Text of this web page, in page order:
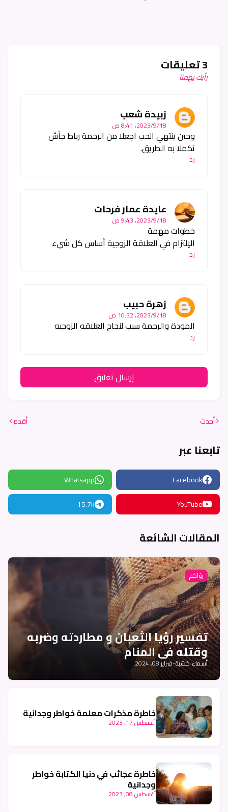
3 تعليقات
رأيك يهمنا
زبيدة شعب
18‏/9‏/2023، 8:41 ص
وحين ينتهي الحب اجعلا من الرحمة رباط جأش
تكملا به الطريق.
رد
عايدة عمار فرحات
18‏/9‏/2023، 9:43 ص
خطوات مهمة
الإلتزام في العلاقة الزوجية أساس كل شيء
رد
زهرة حبيب
18‏/9‏/2023، 10:32 ص
المودة والرحمة سبب لنجاح العلاقه الزوجيه
رد
إرسال تعليق
أحدث أقدم
تابعنا عبر
Facebook
Whatsapp
YouTube
15.7k
المقالات الشائعة
رؤاكم
تفسير رؤيا الثعبان و مطاردته وضربه
وقتله في المنام
أسماء خشبة-فبراير 08, 2024
خاطرة مذكرات معلمة خواطر وجدانية
أغسطس 17, 2023
خاطرة عجائب في دنيا الكتابة خواطر
وجدانية
أغسطس 08, 2023